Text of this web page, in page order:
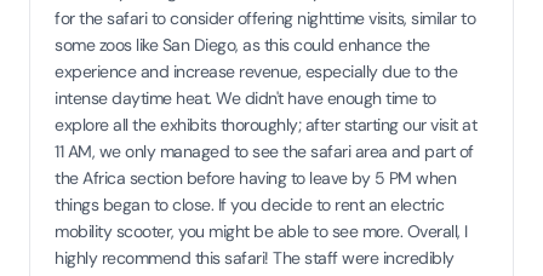
for the safari to consider offering nighttime visits, similar to
some zoos like San Diego, as this could enhance the
experience and increase revenue, especially due to the
intense daytime heat. We didn't have enough time to
explore all the exhibits thoroughly; after starting our visit at
11 AM, we only managed to see the safari area and part of
the Africa section before having to leave by 5 PM when
things began to close. If you decide to rent an electric
mobility scooter, you might be able to see more. Overall, I
highly recommend this safari! The staff were incredibly